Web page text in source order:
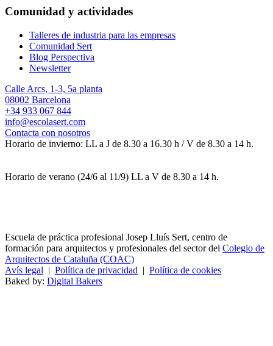
Comunidad y actividades
Talleres de industria para las empresas
Comunidad Sert
Blog Perspectiva
Newsletter
Calle Arcs, 1-3, 5a planta
08002 Barcelona
+34 933 067 844
info@escolasert.com
Contacta con nosotros
Horario de invierno: LL a J de 8.30 a 16.30 h / V de 8.30 a 14 h.
Horario de verano (24/6 al 11/9) LL a V de 8.30 a 14 h.
Escuela de práctica profesional Josep Lluís Sert, centro de
formación para arquitectos y profesionales del sector del Colegio de
Arquitectos de Cataluña (COAC)
Avís legal | Política de privacidad | Política de cookies
Baked by: Digital Bakers